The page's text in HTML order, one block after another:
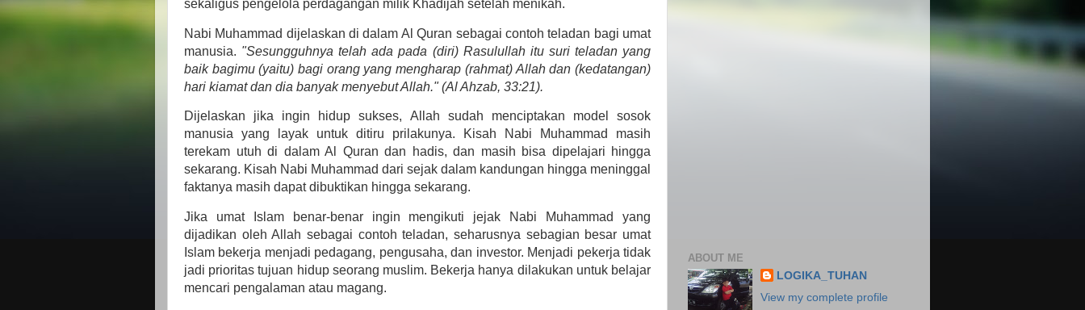
sekaligus pengelola perdagangan milik Khadijah setelah menikah.
Nabi Muhammad dijelaskan di dalam Al Quran sebagai contoh teladan bagi umat
manusia. "Sesungguhnya telah ada pada (diri) Rasulullah itu suri teladan yang
baik bagimu (yaitu) bagi orang yang mengharap (rahmat) Allah dan (kedatangan)
hari kiamat dan dia banyak menyebut Allah." (Al Ahzab, 33:21).
Dijelaskan jika ingin hidup sukses, Allah sudah menciptakan model sosok
manusia yang layak untuk ditiru prilakunya. Kisah Nabi Muhammad masih
terekam utuh di dalam Al Quran dan hadis, dan masih bisa dipelajari hingga
sekarang. Kisah Nabi Muhammad dari sejak dalam kandungan hingga meninggal
faktanya masih dapat dibuktikan hingga sekarang.
Jika umat Islam benar-benar ingin mengikuti jejak Nabi Muhammad yang
dijadikan oleh Allah sebagai contoh teladan, seharusnya sebagian besar umat
Islam bekerja menjadi pedagang, pengusaha, dan investor. Menjadi pekerja tidak
jadi prioritas tujuan hidup seorang muslim. Bekerja hanya dilakukan untuk belajar
mencari pengalaman atau magang.
ABOUT ME
LOGIKA_TUHAN
View my complete profile